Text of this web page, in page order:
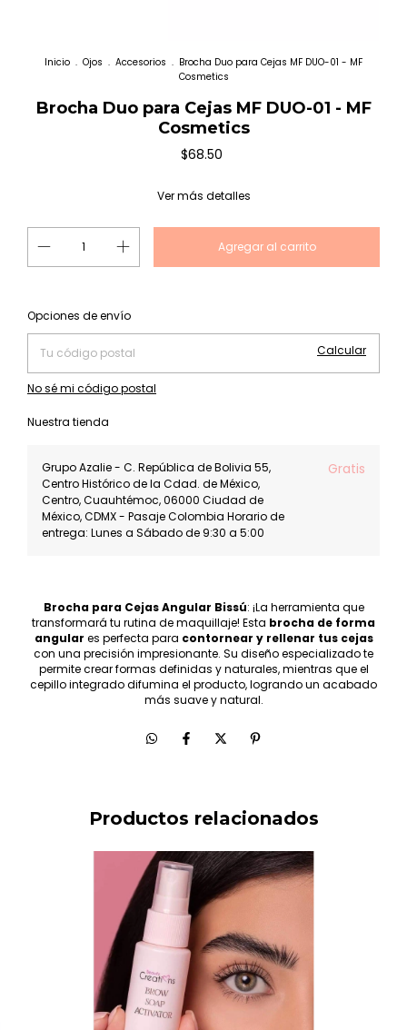
Inicio . Ojos . Accesorios . Brocha Duo para Cejas MF DUO-01 - MF
Cosmetics
Brocha Duo para Cejas MF DUO-01 - MF
Cosmetics
$68.50
Ver más detalles
Entregas para el CP:
Opciones de envío
Calcular
No sé mi código postal
Nuestra tienda
Grupo Azalie - C. República de Bolivia 55,
Centro Histórico de la Cdad. de México,
Centro, Cuauhtémoc, 06000 Ciudad de
México, CDMX - Pasaje Colombia Horario de
entrega: Lunes a Sábado de 9:30 a 5:00
Gratis
Brocha para Cejas Angular Bissú: ¡La herramienta que
transformará tu rutina de maquillaje! Esta brocha de forma
angular es perfecta para contornear y rellenar tus cejas
con una precisión impresionante. Su diseño especializado te
permite crear formas definidas y naturales, mientras que el
cepillo integrado difumina el producto, logrando un acabado
más suave y natural.
Productos relacionados